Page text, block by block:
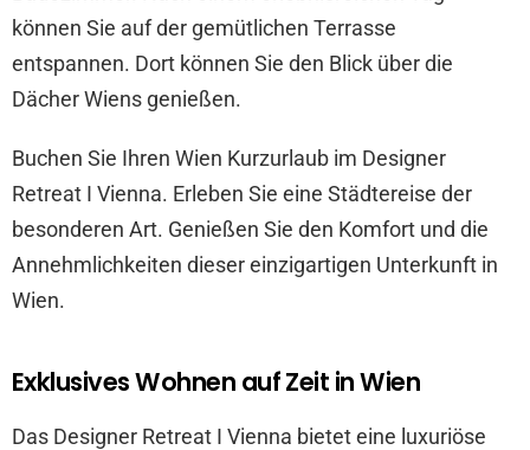
können Sie auf der gemütlichen Terrasse
entspannen. Dort können Sie den Blick über die
Dächer Wiens genießen.
Buchen Sie Ihren Wien Kurzurlaub im Designer
Retreat I Vienna. Erleben Sie eine Städtereise der
besonderen Art. Genießen Sie den Komfort und die
Annehmlichkeiten dieser einzigartigen Unterkunft in
Wien.
Exklusives Wohnen auf Zeit in Wien
Das Designer Retreat I Vienna bietet eine luxuriöse